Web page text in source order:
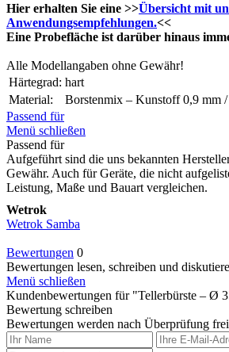
Hier erhalten Sie eine >>Übersicht mit
Anwendungsempfehlungen.<<
Eine Probefläche ist darüber hinaus
Alle Modellangaben ohne Gewähr!
Härtegrad: hart
Material:
Borstenmix – Kunstoff 0,9 mm
Passend für
Menü schließen
Passend für
Aufgeführt sind die uns bekannten
Gewähr. Auch für Geräte, die nicht
Leistung, Maße und Bauart vergleichen.
Wetrok
Wetrok Samba
Bewertungen 0
Bewertungen lesen, schreiben und
Menü schließen
Kundenbewertungen für "Tellerbürste – Ø
Bewertung schreiben
Bewertungen werden nach Überprüfung